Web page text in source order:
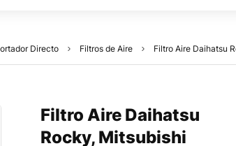
Directo Filtros de Aire Filtro Aire Daihatsu
Filtro Aire Daihatsu
Rocky, Mitsubishi